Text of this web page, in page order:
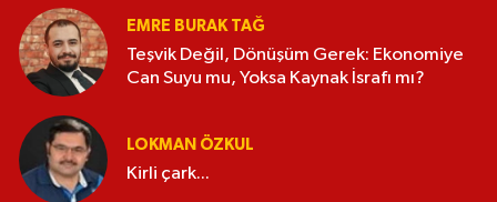
EMRE BURAK TAĞ
Teşvik Değil, Dönüşüm Gerek: Ekonomiye
Can Suyu mu, Yoksa Kaynak İsrafı mı?
LOKMAN ÖZKUL
Kirli çark...